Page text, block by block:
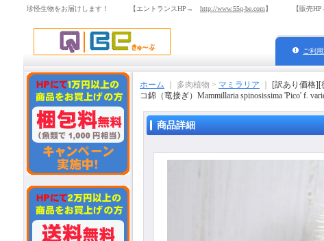
珍怪生物をお届けします！ 【エントランスHP→ http://www.55q-be.com】 【販売
ご利
ホーム ｜ 多肉植物 > マミラリア
[訳あり価格
コ錦（竜接ぎ）Mammillaria spinosissima 'Pico' f.
商品詳細